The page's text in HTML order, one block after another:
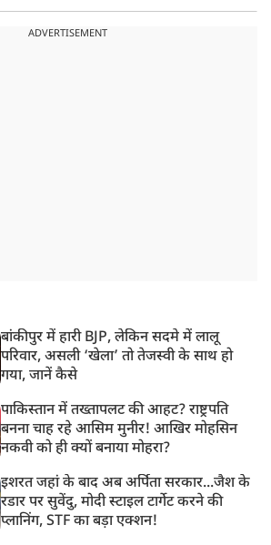
ADVERTISEMENT
बांकीपुर में हारी BJP, लेकिन सदमे में लालू
परिवार, असली ‘खेला’ तो तेजस्वी के साथ हो
गया, जानें कैसे
पाकिस्तान में तख्तापलट की आहट? राष्ट्रपति
बनना चाह रहे आसिम मुनीर! आखिर मोहसिन
नकवी को ही क्यों बनाया मोहरा?
इशरत जहां के बाद अब अर्पिता सरकार...जैश के
रडार पर सुवेंदु, मोदी स्टाइल टार्गेट करने की
प्लानिंग, STF का बड़ा एक्शन!